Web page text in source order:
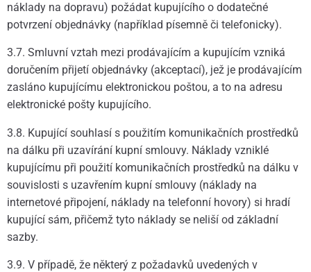
náklady na dopravu) požádat kupujícího o dodatečné
potvrzení objednávky (například písemně či telefonicky).
3.7. Smluvní vztah mezi prodávajícím a kupujícím vzniká
doručením přijetí objednávky (akceptací), jež je prodávajícím
zasláno kupujícímu elektronickou poštou, a to na adresu
elektronické pošty kupujícího.
3.8. Kupující souhlasí s použitím komunikačních prostředků
na dálku při uzavírání kupní smlouvy. Náklady vzniklé
kupujícímu při použití komunikačních prostředků na dálku v
souvislosti s uzavřením kupní smlouvy (náklady na
internetové připojení, náklady na telefonní hovory) si hradí
kupující sám, přičemž tyto náklady se neliší od základní
sazby.
3.9. V případě, že některý z požadavků uvedených v